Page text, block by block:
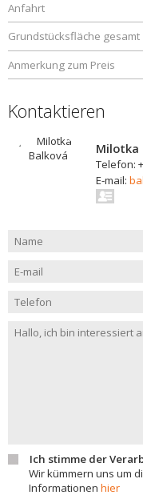
Anfahrt
Grundstücksfläche gesamt
Anmerkung zum Preis
Kontaktieren
Milotka
Telefon:
E-mail:
Ich stimme der
Wir kümmern uns um
Informationen hier